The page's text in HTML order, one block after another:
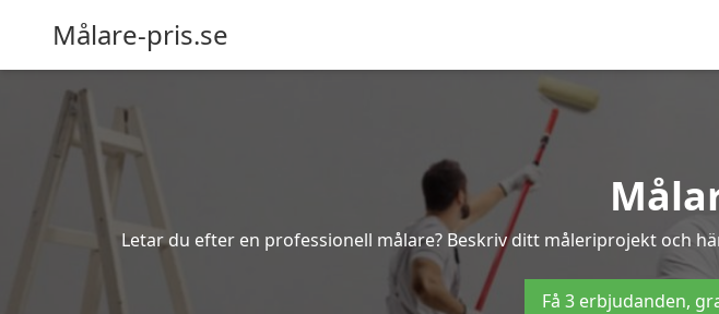
Målare-pris.se
Letar du efter en professionell målare? Beskriv ditt måleriprojekt och
Få 3 erbjudanden,